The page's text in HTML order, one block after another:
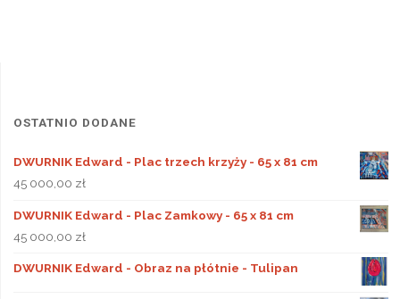
OSTATNIO DODANE
DWURNIK Edward - Plac trzech krzyży - 65 x 81 cm
45 000,00 zł
DWURNIK Edward - Plac Zamkowy - 65 x 81 cm
45 000,00 zł
DWURNIK Edward - Obraz na płótnie - Tulipan